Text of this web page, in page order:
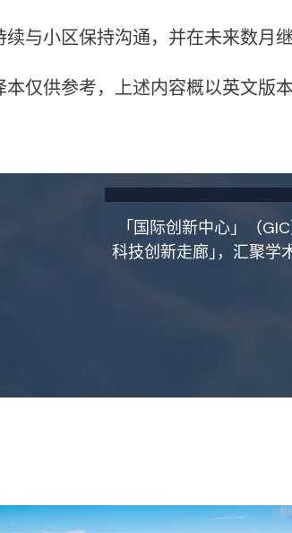
续与小区保持沟通，并在未来数月
本仅供参考，上述内容概以英文版本
「国际创新中心」（
科技创新走廊｣，汇聚学